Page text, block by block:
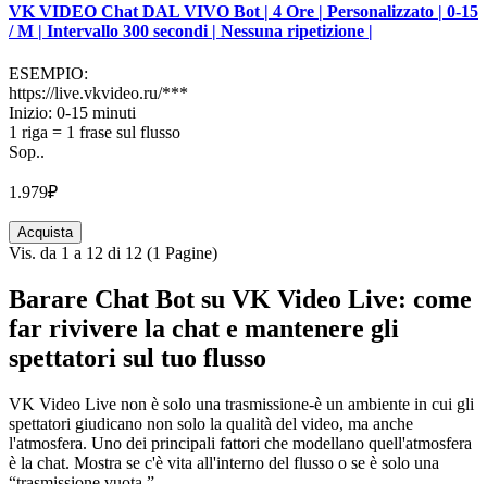
VK VIDEO Chat DAL VIVO Bot | 4 Ore | Personalizzato | 0-15
/ M | Intervallo 300 secondi | Nessuna ripetizione |
ESEMPIO:
https://live.vkvideo.ru/***
Inizio: 0-15 minuti
1 riga = 1 frase sul flusso
Sop..
1.979₽
Acquista
Vis. da 1 a 12 di 12 (1 Pagine)
Barare Chat Bot su VK Video Live: come
far rivivere la chat e mantenere gli
spettatori sul tuo flusso
VK Video Live non è solo una trasmissione-è un ambiente in cui gli
spettatori giudicano non solo la qualità del video, ma anche
l'atmosfera. Uno dei principali fattori che modellano quell'atmosfera
è la chat. Mostra se c'è vita all'interno del flusso o se è solo una